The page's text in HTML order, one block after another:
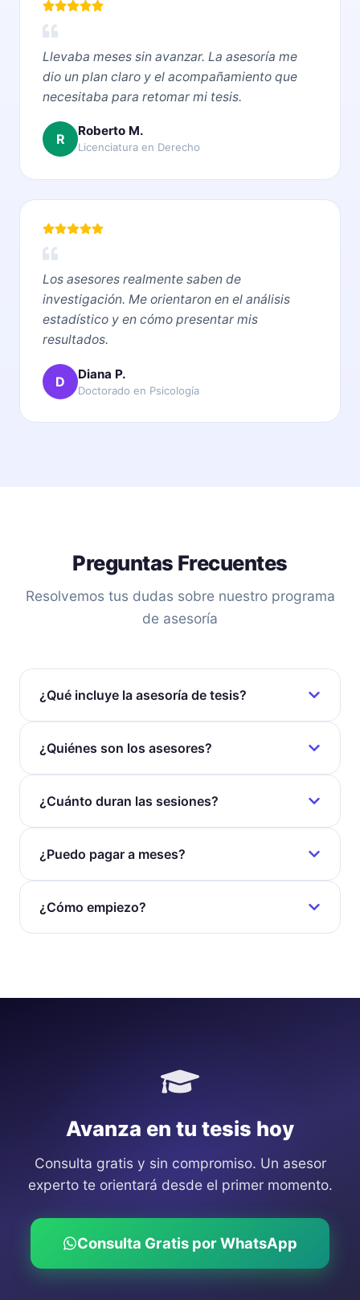
Llevaba meses sin avanzar. La asesoría me
dio un plan claro y el acompañamiento que
necesitaba para retomar mi tesis.
R Roberto M.
Licenciatura en Derecho
Los asesores realmente saben de
investigación. Me orientaron en el análisis
estadístico y en cómo presentar mis
resultados.
D Diana P.
Doctorado en Psicología
Preguntas Frecuentes
Resolvemos tus dudas sobre nuestro programa
de asesoría
¿Qué incluye la asesoría de tesis?
¿Quiénes son los asesores?
¿Cuánto duran las sesiones?
¿Puedo pagar a meses?
¿Cómo empiezo?
Avanza en tu tesis hoy
Consulta gratis y sin compromiso. Un asesor
experto te orientará desde el primer momento.
Consulta Gratis por WhatsApp